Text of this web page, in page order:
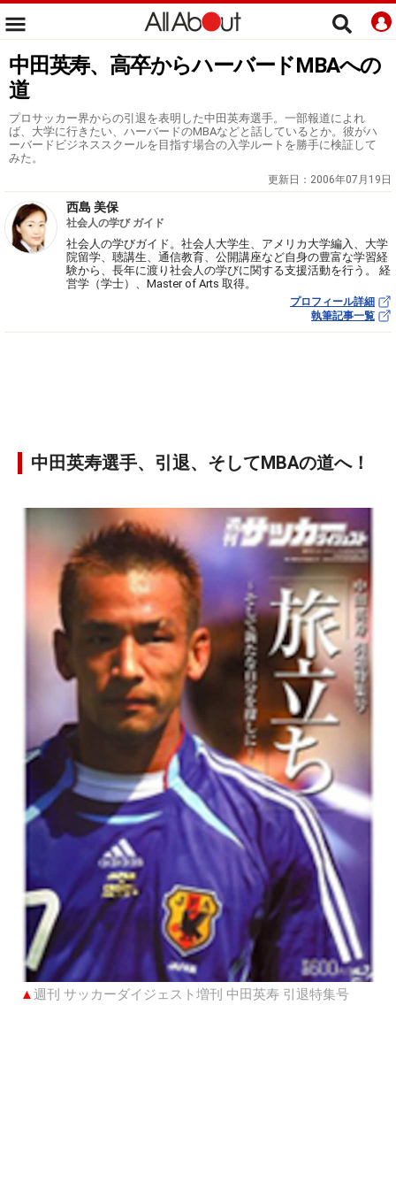
中田英寿、高卒からハーバードMBAへの
道
プロサッカー界からの引退を表明した中田英寿選手。一部報道によれ
ば、大学に行きたい、ハーバードのMBAなどと話しているとか。彼がハ
ーバードビジネススクールを目指す場合の入学ルートを勝手に検証して
みた。
更新日： 2006年07月19日
西島 美保
社会人の学び ガイド
社会人の学びガイド。社会人大学生、アメリカ大学編入、大学
院留学、聴講生、通信教育、公開講座など自身の豊富な学習経
験から、長年に渡り社会人の学びに関する支援活動を行う。 経
営学（学士）、Master of Arts 取得。
プロフィール詳細
執筆記事一覧
中田英寿選手、引退、そしてMBAの道へ！
▲週刊 サッカーダイジェスト増刊 中田英寿 引退特集号